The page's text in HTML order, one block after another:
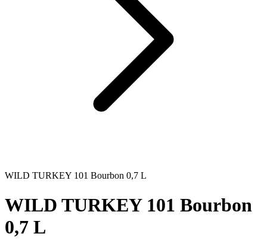
WILD TURKEY 101 Bourbon 0,7 L
WILD TURKEY 101 Bourbon
0,7 L